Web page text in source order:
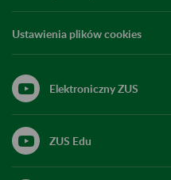
Ustawienia plików cookies
Elektroniczny ZUS
ZUS Edu